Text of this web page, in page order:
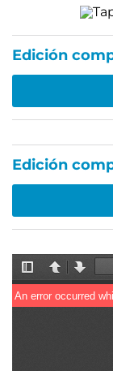
Edición
Edición